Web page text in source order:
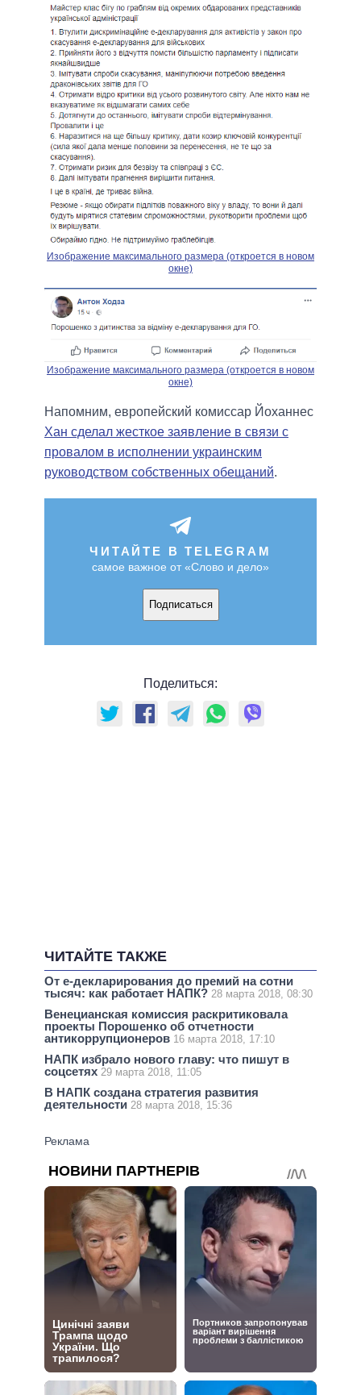
Изображение максимального размера (откроется в новом
окне)
Изображение максимального размера (откроется в новом
окне)
Напомним, европейский комиссар Йоханнес
Хан сделал жесткое заявление в связи с
провалом в исполнении украинским
руководством собственных обещаний.
ЧИТАЙТЕ В TELEGRAM
самое важное от «Слово и дело»
Подписаться
Поделиться:
ЧИТАЙТЕ ТАКЖЕ
От е-декларирования до премий на сотни
тысяч: как работает НАПК? 28 марта 2018, 08:30
Венецианская комиссия раскритиковала
проекты Порошенко об отчетности
антикоррупционеров 16 марта 2018, 17:10
НАПК избрало нового главу: что пишут в
соцсетях 29 марта 2018, 11:05
В НАПК создана стратегия развития
деятельности 28 марта 2018, 15:36